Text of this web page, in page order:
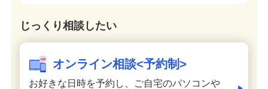
じっくり相談したい
オンライン相談<予約制>
お好きな日時を予約し、ご自宅のパソコンや